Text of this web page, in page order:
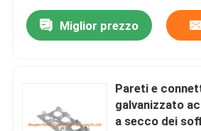
Miglior prezzo
Pareti e
galvanizzato
a secco dei